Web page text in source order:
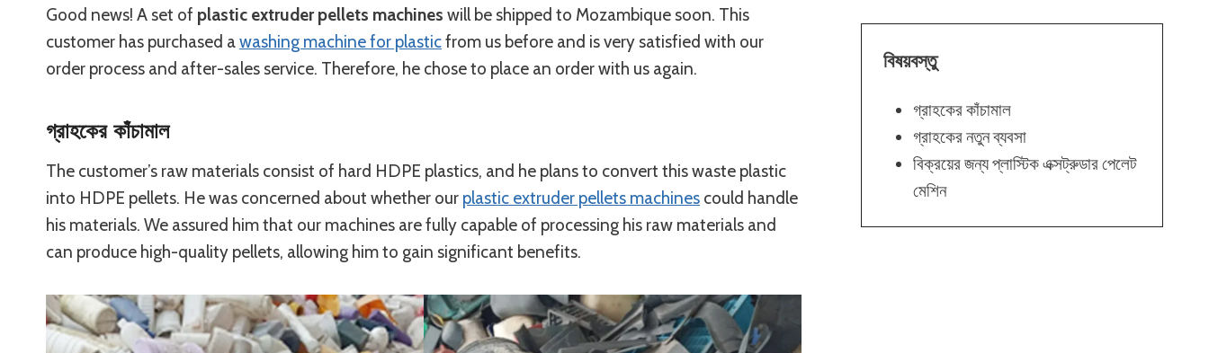
Good news! A set of plastic extruder pellets machines will be shipped to Mozambique soon. This
customer has purchased awashing machine for plasticfrom us before and is very satisfied with our
order process and after-sales service. Therefore, he chose to place an order with us again.
গ্রাহকের কাঁচামাল
The customer’s raw materials consist of hard HDPE plastics, and he plans to convert this waste plastic
into HDPE pellets. He was concerned about whether our plastic extruder pellets machines could handle
his materials. We assured him that our machines are fully capable of processing his raw materials and
can produce high-quality pellets, allowing him to gain significant benefits.
বিষয়বস্তু
গ্রাহকের কাঁচামাল
গ্রাহকের নতুন ব্যবসা
বিক্রয়ের জন্য প্লাস্টিক এক্সট্রুডার পেলেট
মেশিন